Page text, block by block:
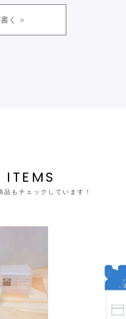
く
ITEMS
もチェックしています！